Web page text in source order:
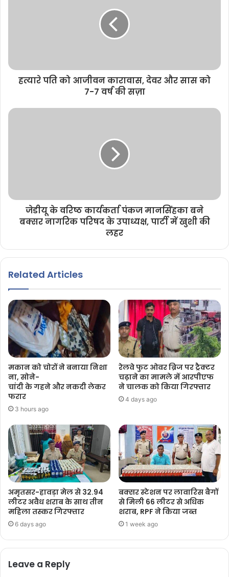
हत्यारे पति को आजीवन कारावास, देवर और सास को
7-7 वर्ष की सज़ा
जेडीयू के वरिष्ठ कार्यकर्ता पंकज मानसिंहका बने
बक्सर नागरिक परिषद के उपाध्यक्ष, पार्टी में खुशी की
लहर
Related Articles
मकान को चोरों ने बनाया निशा
ना, सोने-
चांदी के गहने और नकदी लेकर
फरार
3 hours ago
रेलवे फुट ओवर ब्रिज पर ट्रैक्टर
चढ़ाने का मामले में आरपीएफ
ने चालक को किया गिरफ्तार
4 days ago
अमृतसर-हावड़ा मेल से 32.94
लीटर अवैध शराब के साथ तीन
महिला तस्कर गिरफ्तार
6 days ago
बक्सर स्टेशन पर लावारिस बैगों
से मिली 66 लीटर से अधिक
शराब, RPF ने किया जब्त
1 week ago
Leave a Reply